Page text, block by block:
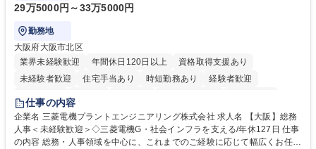
29万5000円～33万5000円
勤務地
大阪府大阪市北区
業界未経験歓迎
年間休日120日以上
資格取得支援あり
未経験者歓迎
住宅手当あり 時短勤務あり
経験者歓迎
退職金あり
駅近5分以内
土日祝休み 服装自由 寮・社宅あり 食事補助あり
仕事の内容
企業名 三菱電機プラントエンジニアリング株式会社 求人名 【大阪】総務
人事＜未経験歓迎＞◇三菱電機G・社会インフラを支える/年休127日 仕事
の内容 総務・人事領域を中心に、これまでのご経験に応じて幅広くお任せ